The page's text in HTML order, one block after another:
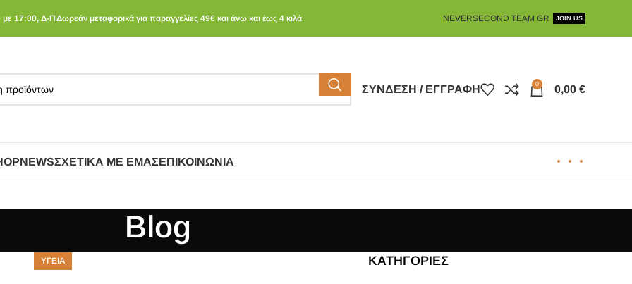
με 17:00, Δ-ΠΔωρεάν μεταφορικά για παραγγελίες 49€ και άνω και έως 4 κιλά NEVERSECOND TEAM GR JOIN US
ΣΎΝΔΕΣΗ / ΕΓΓΡΑΦΉ 0 0,00 €
NEWSΣΧΕΤΙΚΆ ΜΕ ΕΜΆΣΕΠΙΚΟΙΝΩΝΊΑ
Blog
ΥΓΕΙΑ KΑΤΗΓΟΡΊΕΣ